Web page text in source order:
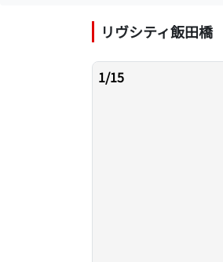
リヴシティ飯田橋
1/15